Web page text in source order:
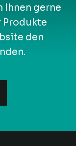
Ihnen gerne
Produkte
den